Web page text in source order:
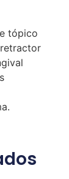
tópico